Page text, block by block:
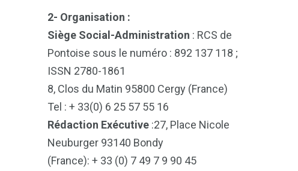
2- Organisation :
Siège Social-Administration : RCS de
Pontoise sous le numéro : 892 137 118 ;
ISSN 2780-1861
8, Clos du Matin 95800 Cergy (France)
Tel : + 33(0) 6 25 57 55 16
Rédaction Exécutive :27, Place Nicole
Neuburger 93140 Bondy
(France): + 33 (0) 7 49 7 9 90 45